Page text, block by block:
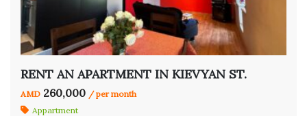
RENT AN APARTMENT IN KIEVYAN ST.
AMD 260,000 / per month
Appartment